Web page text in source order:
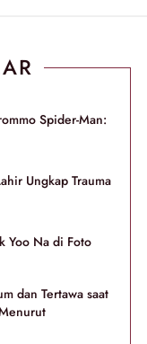
Spider-Man:
Ungkap Trauma
Yoo Na di Foto
dan Tertawa saat